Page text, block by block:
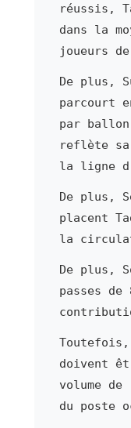
réussis,
dans la
joueurs
De plus,
parcourt
par
reflète
la ligne
De plus,
placent
la
De plus,
passes
doivent
volume
du poste